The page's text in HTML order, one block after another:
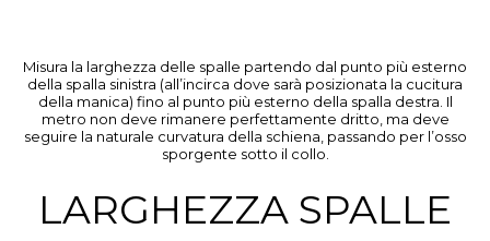
Misura la larghezza delle spalle partendo dal punto più esterno
della spalla sinistra (all’incirca dove sarà posizionata la cucitura
della manica) fino al punto più esterno della spalla destra. Il
metro non deve rimanere perfettamente dritto, ma deve
seguire la naturale curvatura della schiena, passando per l’osso
sporgente sotto il collo.
LARGHEZZA SPALLE